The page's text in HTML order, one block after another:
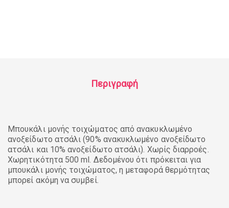
Περιγραφή
Μπουκάλι μονής τοιχώματος από ανακυκλωμένο
ανοξείδωτο ατσάλι (90% ανακυκλωμένο ανοξείδωτο
ατσάλι και 10% ανοξείδωτο ατσάλι). Χωρίς διαρροές.
Χωρητικότητα 500 ml. Δεδομένου ότι πρόκειται για
μπουκάλι μονής τοιχώματος, η μεταφορά θερμότητας
μπορεί ακόμη να συμβεί.